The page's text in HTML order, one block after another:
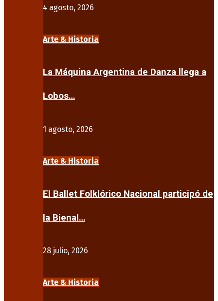
4 agosto, 2026
Arte & Historia
La Máquina Argentina de Danza llega a
Lobos…
1 agosto, 2026
Arte & Historia
El Ballet Folklórico Nacional participó de
la Bienal…
28 julio, 2026
Arte & Historia